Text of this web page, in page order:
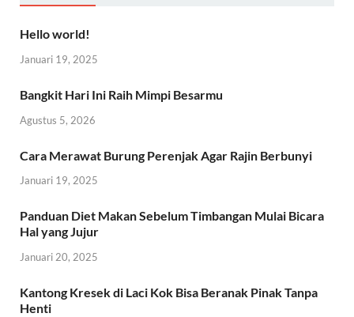
Hello world!
Januari 19, 2025
Bangkit Hari Ini Raih Mimpi Besarmu
Agustus 5, 2026
Cara Merawat Burung Perenjak Agar Rajin Berbunyi
Januari 19, 2025
Panduan Diet Makan Sebelum Timbangan Mulai Bicara
Hal yang Jujur
Januari 20, 2025
Kantong Kresek di Laci Kok Bisa Beranak Pinak Tanpa
Henti